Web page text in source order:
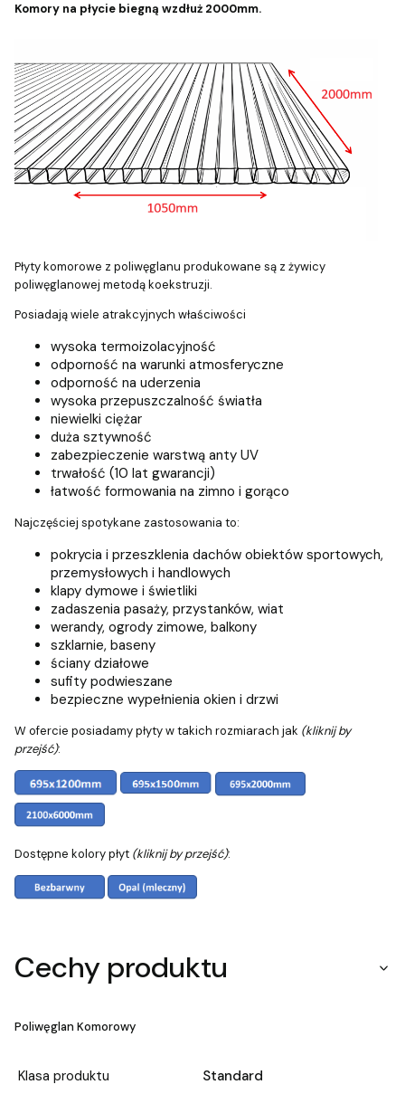
Komory na płycie biegną wzdłuż 2000mm.
Płyty komorowe z poliwęglanu produkowane są z żywicy
poliwęglanowej metodą koekstruzji.
Posiadają wiele atrakcyjnych właściwości
wysoka termoizolacyjność
odporność na warunki atmosferyczne
odporność na uderzenia
wysoka przepuszczalność światła
niewielki ciężar
duża sztywność
zabezpieczenie warstwą anty UV
trwałość (10 lat gwarancji)
łatwość formowania na zimno i gorąco
Najczęściej spotykane zastosowania to:
pokrycia i przeszklenia dachów obiektów sportowych,
przemysłowych i handlowych
klapy dymowe i świetliki
zadaszenia pasaży, przystanków, wiat
werandy, ogrody zimowe, balkony
szklarnie, baseny
ściany działowe
sufity podwieszane
bezpieczne wypełnienia okien i drzwi
W ofercie posiadamy płyty w takich rozmiarach jak (kliknij by
przejść):
Dostępne kolory płyt (kliknij by przejść):
Cechy produktu
Poliwęglan Komorowy
Klasa produktu Standard